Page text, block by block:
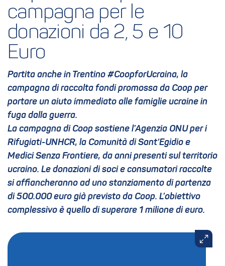
campagna per le
donazioni da 2, 5 e 10
Euro
Partita anche in Trentino #CoopforUcraina, la
campagna di raccolta fondi promossa da Coop per
portare un aiuto immediato alle famiglie ucraine in
fuga dalla guerra.
La campagna di Coop sostiene l’Agenzia ONU per i
Rifugiati-UNHCR, la Comunità di Sant‘Egidio e
Medici Senza Frontiere, da anni presenti sul territorio
ucraino. Le donazioni di soci e consumatori raccolte
si affiancheranno ad uno stanziamento di partenza
di 500.000 euro già previsto da Coop. L’obiettivo
complessivo è quello di superare 1 milione di euro.